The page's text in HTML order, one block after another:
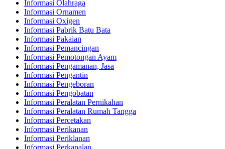
Informasi Olahraga
Informasi Ornamen
Informasi Oxigen
Informasi Pabrik Batu Bata
Informasi Pakaian
Informasi Pemancingan
Informasi Pemotongan Ayam
Informasi Pengamanan, Jasa
Informasi Pengantin
Informasi Pengeboran
Informasi Pengobatan
Informasi Peralatan Pernikahan
Informasi Peralatan Rumah Tangga
Informasi Percetakan
Informasi Perikanan
Informasi Periklanan